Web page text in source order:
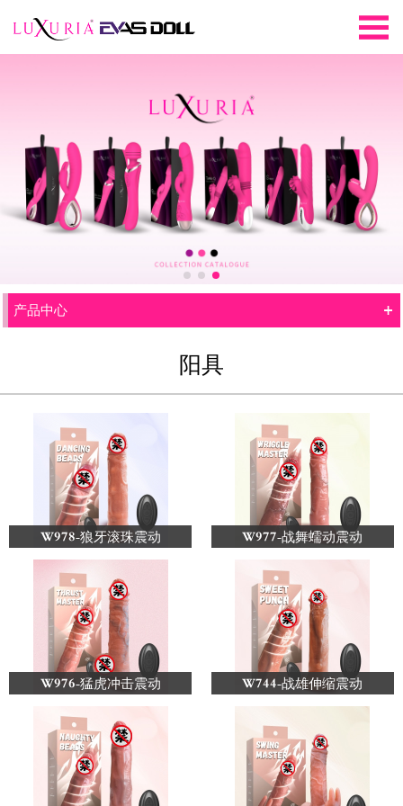
产品中心 +
阳具
W978-狼牙滚珠震动 W977-战舞蠕动震动
W976-猛虎冲击震动 W744-战雄伸缩震动